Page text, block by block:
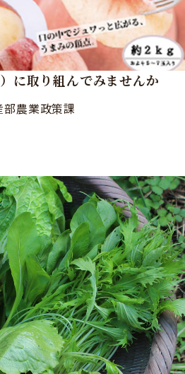
に取り組んでみませんか
農業政策課